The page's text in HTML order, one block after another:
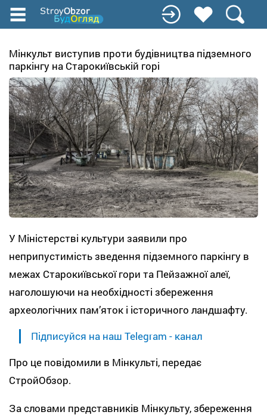
Перейти
содержанию
Мінкульт виступив проти будівництва підземного
паркінгу на Старокиївській горі
У Міністерстві культури заявили про
неприпустимість зведення підземного паркінгу в
межах Старокиївської гори та Пейзажної алеї,
наголошуючи на необхідності збереження
археологічних пам’яток і історичного ландшафту.
Підписуйся на наш Telegram - канал
Про це повідомили в Мінкульті, передає
СтройОбзор.
За словами представників Мінкульту, збереження